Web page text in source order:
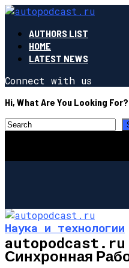
AUTHORS LIST
HOME
LATEST NEWS
Connect with us
Hi, What Are You Looking For?
autopodcast.ru
Наука и технологии
Синхронная